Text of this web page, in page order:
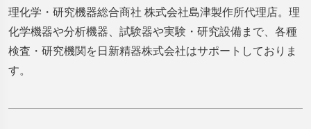
理化学・研究機器総合商社 株式会社島津製作所代理店。理
化学機器や分析機器、試験器や実験・研究設備まで、各種
検査・研究機関を日新精器株式会社はサポートしておりま
す。